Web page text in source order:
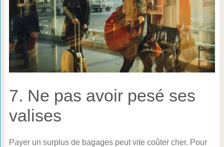
7. Ne pas avoir pesé ses
valises
Payer un surplus de bagages peut vite coûter cher. Pour